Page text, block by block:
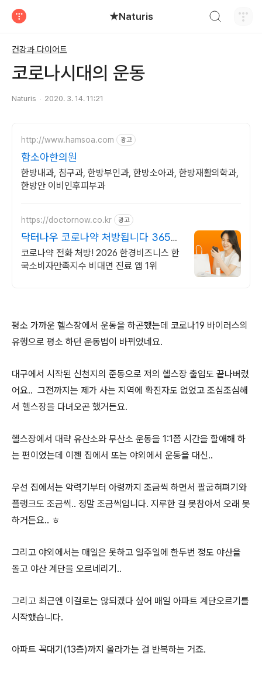
★Naturis
건강과 다이어트
코로나시대의 운동
Naturis 2020. 3. 14. 11:21
http://www.hamsoa.com 광고
함소아한의원
한방내과, 침구과, 한방부인과, 한방소아과, 한방재활의학과,
한방안 이비인후피부과
https://doctornow.co.kr 광고
닥터나우 코로나약 처방됩니다 365일
24시간 진료가능
코로나약 전화 처방! 2026 한경비즈니스 한
국소비자만족지수 비대면 진료 앱 1위
평소 가까운 헬스장에서 운동을 하곤했는데 코로나19 바이러스의
유행으로 평소 하던 운동법이 바뀌었네요.
대구에서 시작된 신천지의 준동으로 저의 헬스장 출입도 끝나버렸
어요.. 그전까지는 제가 사는 지역에 확진자도 없었고 조심조심해
서 헬스장을 다녀오곤 했거든요.
헬스장에서 대략 유산소와 무산소 운동을 1:1쯤 시간을 할애해 하
는 편이었는데 이젠 집에서 또는 야외에서 운동을 대신..
우선 집에서는 악력기부터 아령까지 조금씩 하면서 팔굽혀펴기와
플랭크도 조금씩.. 정말 조금씩입니다. 지루한 걸 못참아서 오래 못
하거든요.. ㅎ
그리고 야외에서는 매일은 못하고 일주일에 한두번 정도 야산을
돌고 야산 계단을 오르네리기..
그리고 최근엔 이걸로는 않되겠다 싶어 매일 아파트 계단오르기를
시작했습니다.
아파트 꼭대기(13층)까지 올라가는 걸 반복하는 거죠.